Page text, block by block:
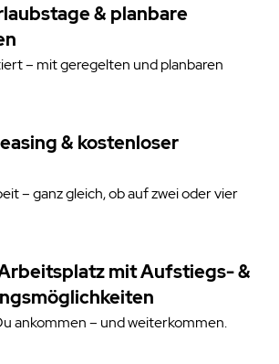
& planbare
– mit geregelten und planbaren
& kostenloser
– ganz gleich, ob auf zwei oder vier
mit Aufstiegs- &
ankommen – und weiterkommen.